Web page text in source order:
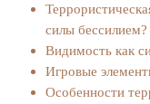
силы бессилием?
Видимость как
Игровые
Особенности